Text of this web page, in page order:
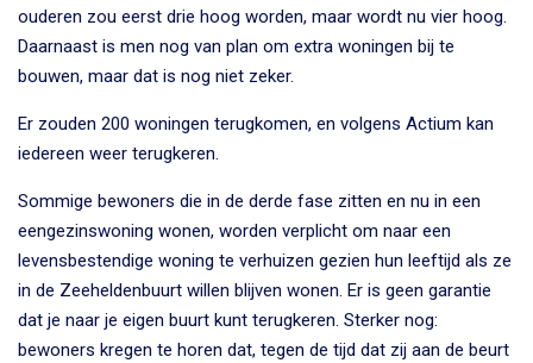
ouderen zou eerst drie hoog worden, maar wordt nu vier hoog.
Daarnaast is men nog van plan om extra woningen bij te
bouwen, maar dat is nog niet zeker.
Er zouden 200 woningen terugkomen, en volgens Actium kan
iedereen weer terugkeren.
Sommige bewoners die in de derde fase zitten en nu in een
eengezinswoning wonen, worden verplicht om naar een
levensbestendige woning te verhuizen gezien hun leeftijd als ze
in de Zeeheldenbuurt willen blijven wonen. Er is geen garantie
dat je naar je eigen buurt kunt terugkeren. Sterker nog:
bewoners kregen te horen dat, tegen de tijd dat zij aan de beurt